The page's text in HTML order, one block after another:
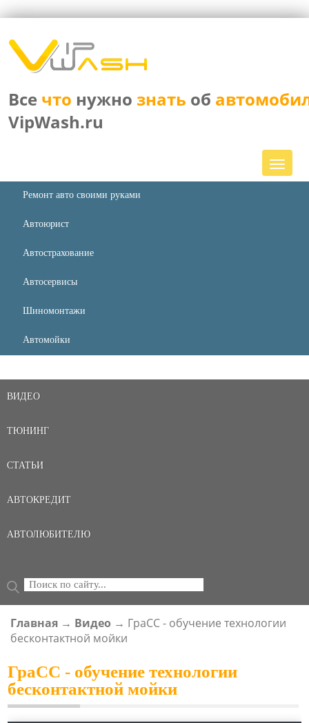
Все что нужно знать об
VipWash.ru
Ремонт авто своими руками
Автоюрист
Автострахование
Автосервисы
Шиномонтажи
Автомойки
ВИДЕО
ТЮНИНГ
СТАТЬИ
АВТОКРЕДИТ
АВТОЛЮБИТЕЛЮ
ФОРМА ПОИСКА
Поиск
ВЫ ЗДЕСЬ
Главная → Видео → ГраСС - обучение технологии
бесконтактной мойки
ГраСС - обучение технологии
бесконтактной мойки